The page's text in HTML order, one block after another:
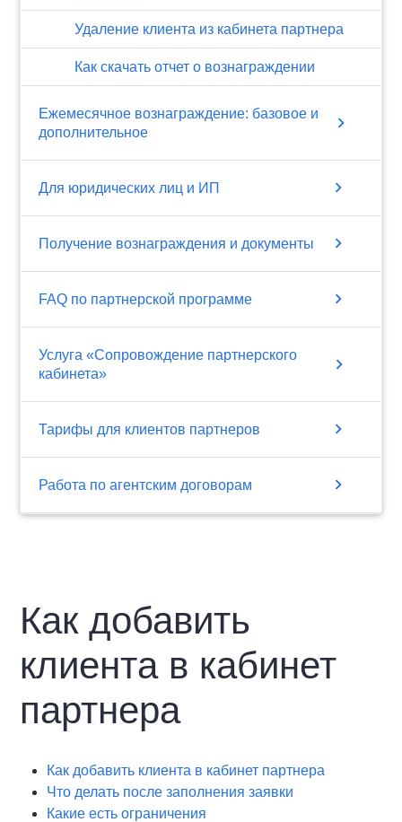
Удаление клиента из кабинета партнера
Как скачать отчет о вознаграждении
Ежемесячное вознаграждение: базовое и
дополнительное
chevron_right
Для юридических лиц и ИП chevron_right
Получение вознаграждения и документы chevron_right
FAQ по партнерской программе chevron_right
Услуга «Сопровождение партнерского
кабинета»
chevron_right
Тарифы для клиентов партнеров chevron_right
Работа по агентским договорам chevron_right
Как добавить
клиента в кабинет
партнера
Как добавить клиента в кабинет партнера
Что делать после заполнения заявки
Какие есть ограничения